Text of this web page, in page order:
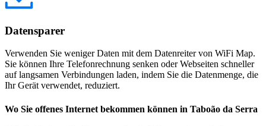
Datensparer
Verwenden Sie weniger Daten mit dem Datenreiter von WiFi Map.
Sie können Ihre Telefonrechnung senken oder Webseiten schneller
auf langsamen Verbindungen laden, indem Sie die Datenmenge, die
Ihr Gerät verwendet, reduziert.
Wo Sie offenes Internet bekommen können in Taboão da Serra